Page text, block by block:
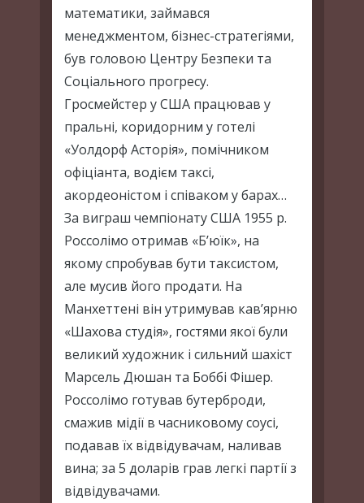
математики, займався
менеджментом, бізнес-стратегіями,
був головою Центру Безпеки та
Соціального прогресу.
Гросмейстер у США працював у
пральні, коридорним у готелі
«Уолдорф Асторія», помічником
офіціанта, водієм таксі,
акордеоністом і співаком у барах…
За виграш чемпіонату США 1955 р.
Россолімо отримав «Б’юїк», на
якому спробував бути таксистом,
але мусив його продати. На
Манхеттені він утримував кав’ярню
«Шахова студія», гостями якої були
великий художник і сильний шахіст
Марсель Дюшан та Боббі Фішер.
Россолімо готував бутерброди,
смажив мідії в часниковому соусі,
подавав їх відвідувачам, наливав
вина; за 5 доларів грав легкі партії з
відвідувачами.